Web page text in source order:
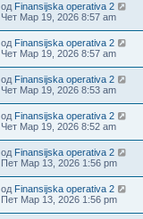
од Finansijska operativa 2
Чет Мар 19, 2026 8:57 am
од Finansijska operativa 2
Чет Мар 19, 2026 8:57 am
од Finansijska operativa 2
Чет Мар 19, 2026 8:53 am
од Finansijska operativa 2
Чет Мар 19, 2026 8:52 am
од Finansijska operativa 2
Пет Мар 13, 2026 1:56 pm
од Finansijska operativa 2
Пет Мар 13, 2026 1:56 pm